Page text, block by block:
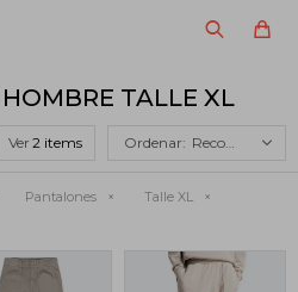
TALLE XL
Ver Recomendados
Pantalones Talle XL